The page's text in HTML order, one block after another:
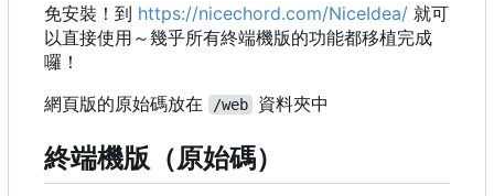
免安裝！到 https://nicechord.com/NiceIdea/ 就可
以直接使用～幾乎所有終端機版的功能都移植完成
囉！
網頁版的原始碼放在
/web 資料夾中
終端機版（原始碼）